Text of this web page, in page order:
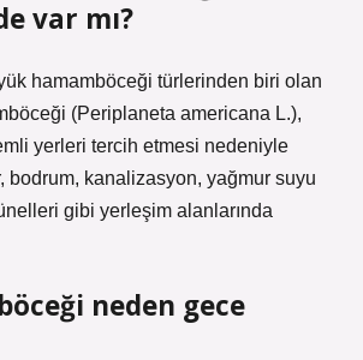
var mı?
hamamböceği türlerinden biri olan
(Periplaneta americana L.),
yerleri tercih etmesi nedeniyle
bodrum, kanalizasyon, yağmur suyu
gibi yerleşim alanlarında
neden gece